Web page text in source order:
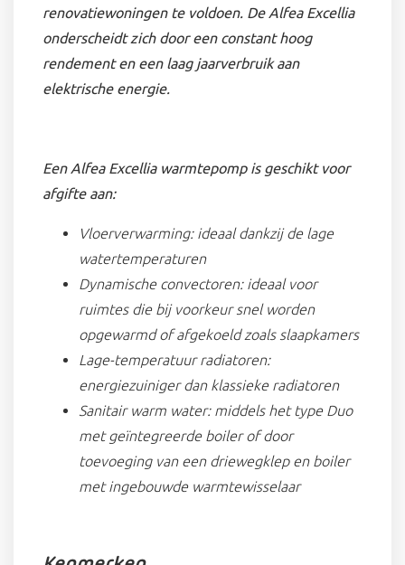
renovatiewoningen te voldoen. De Alfea Excellia
onderscheidt zich door een constant hoog
rendement en een laag jaarverbruik aan
elektrische energie.
Een Alfea Excellia warmtepomp is geschikt voor
afgifte aan:
Vloerverwarming: ideaal dankzij de lage
watertemperaturen
Dynamische convectoren: ideaal voor
ruimtes die bij voorkeur snel worden
opgewarmd of afgekoeld zoals slaapkamers
Lage-temperatuur radiatoren:
energiezuiniger dan klassieke radiatoren
Sanitair warm water: middels het type Duo
met geïntegreerde boiler of door
toevoeging van een driewegklep en boiler
met ingebouwde warmtewisselaar